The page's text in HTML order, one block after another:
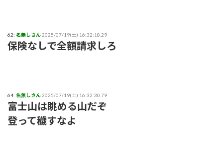
62: 名無しさん2025/07/19(土) 16:32:18.29
保険なしで全額請求しろ
64: 名無しさん2025/07/19(土) 16:32:30.79
富士山は眺める山だぞ
登って穢すなよ